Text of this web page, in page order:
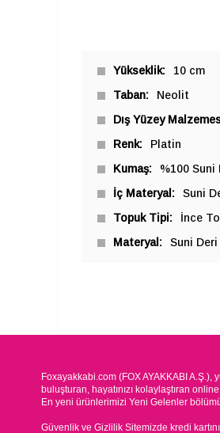
Yükseklik
10 cm
Taban
Neolit
Dış Yüzey
Renk
Platin
Kumaş
%100 Suni
İç Materyal
Suni
Topuk Tipi
İnce
Materyal
Suni Deri
Foxayakkabi.com (FOX AYAKKABI
buluşturan, hayatınızı kolaylaştıran
En yeni ürünlerimizi Yeni Gelenler
Güvenlik ve Gizlilik Sitemizde kredi